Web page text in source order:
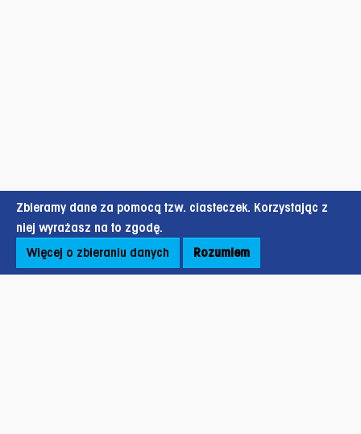
Zbieramy dane za pomocą tzw. ciasteczek. Korzystając z
niej wyrażasz na to zgodę.
Więcej o zbieraniu danych
Rozumiem